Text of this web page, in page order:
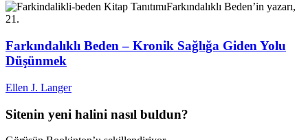
Kitap TanıtımıFarkındalıklı Beden’in yazarı,
21.
Farkındalıklı Beden – Kronik Sağlığa Giden Yolu
Düşünmek
Ellen J. Langer
Sitenin yeni halini nasıl buldun?